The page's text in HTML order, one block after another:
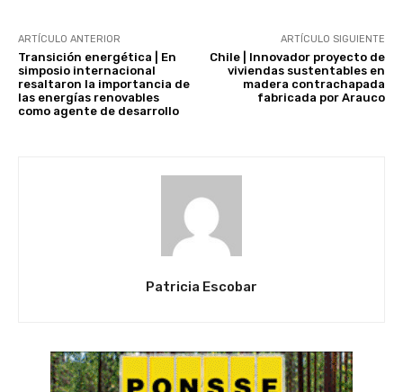
ARTÍCULO ANTERIOR
Transición energética | En
simposio internacional
resaltaron la importancia de
las energías renovables
como agente de desarrollo
ARTÍCULO SIGUIENTE
Chile | Innovador proyecto de
viviendas sustentables en
madera contrachapada
fabricada por Arauco
Patricia Escobar